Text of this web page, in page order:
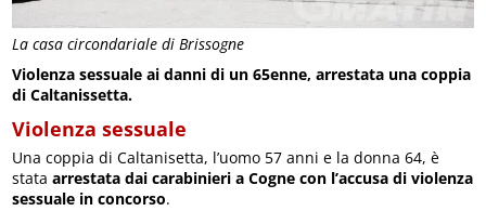
La casa circondariale di Brissogne
Violenza sessuale ai danni di un 65enne, arrestata una coppia
di Caltanissetta.
Violenza sessuale
Una coppia di Caltanisetta, l’uomo 57 anni e la donna 64, è
stataarrestata dai carabinieri a Cogne con l’accusa di violenza
sessuale in concorso.